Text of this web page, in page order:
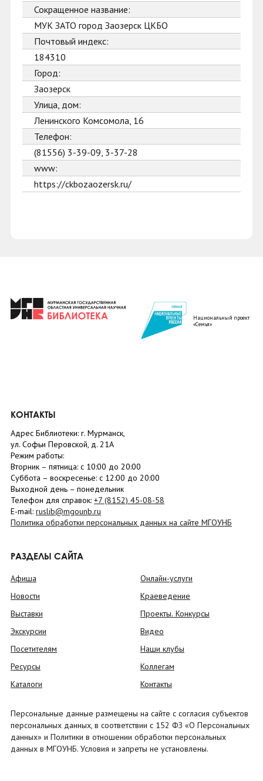
Сокращенное название:
МУК ЗАТО город Заозерск ЦКБО
Почтовый индекс:
184310
Город:
Заозерск
Улица, дом:
Ленинского Комсомола, 16
Телефон:
(81556) 3-39-09, 3-37-28
www:
https://ckbozaozersk.ru/
Национальный проект
«Семья»
КОНТАКТЫ
Адрес Библиотеки: г. Мурманск,
ул. Софьи Перовской, д. 21А
Режим работы:
Вторник – пятница: с 10:00 до 20:00
Суббота – воскресенье: c 12:00 до 20:00
Выходной день – понедельник
Телефон для справок: +7 (8152) 45-08-58
E-mail: ruslib@mgounb.ru
Политика обработки персональных данных на сайте МГОУНБ
РАЗДЕЛЫ САЙТА
Афиша
Новости
Выставки
Экскурсии
Посетителям
Ресурсы
Каталоги
Онлайн-услуги
Краеведение
Проекты. Конкурсы
Видео
Наши клубы
Коллегам
Контакты
Персональные данные размещены на сайте с согласия субъектов
персональных данных, в соответствии с 152 ФЗ «О Персональных
данных» и Политики в отношении обработки персональных
данных в МГОУНБ. Условия и запреты не установлены.